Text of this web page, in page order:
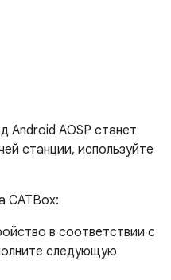
Android AOSP станет
станции, используйте
CATBox:
в соответствии с
следующую